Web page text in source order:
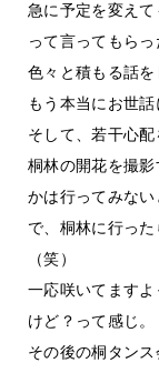
急に予定を変え
って言ってもらっ
色々と積もる話を
もう本当にお世話
そして、若干心配
桐林の開花を撮
かは行ってみない
で、桐林に行っ
（笑）
一応咲いてます
けど？って感じ。
その後の桐タン